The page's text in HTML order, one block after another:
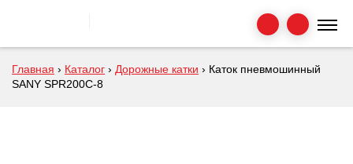
Главная › Каталог › Дорожные катки › Каток пневмошинный
SANY SPR200C-8